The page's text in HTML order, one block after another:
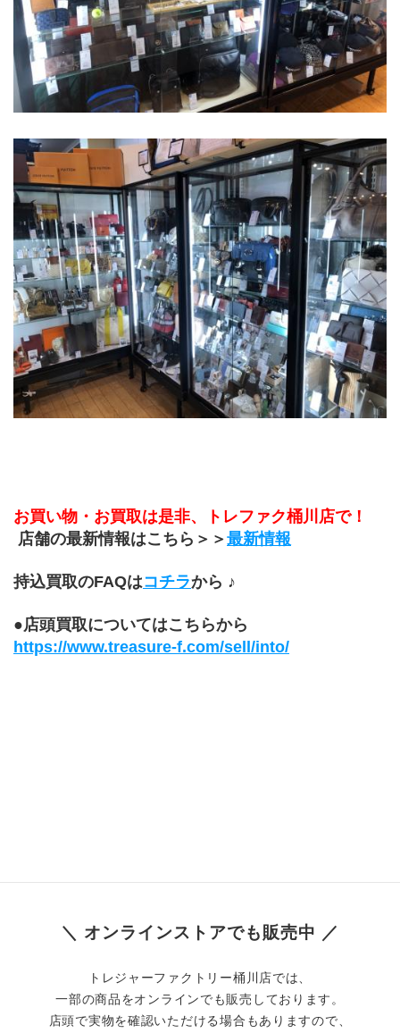
お買い物・お買取は是非、トレファク桶川店で！
店舗の最新情報はこちら＞＞最新情報
持込買取のFAQはコチラから ♪
●店頭買取についてはこちらから
https://www.treasure-f.com/sell/into/
＼ オンラインストアでも販売中 ／
トレジャーファクトリー桶川店では、
一部の商品をオンラインでも販売しております。
店頭で実物を確認いただける場合もありますので、